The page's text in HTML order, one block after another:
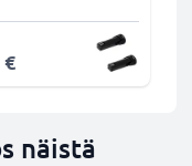
€
näistä